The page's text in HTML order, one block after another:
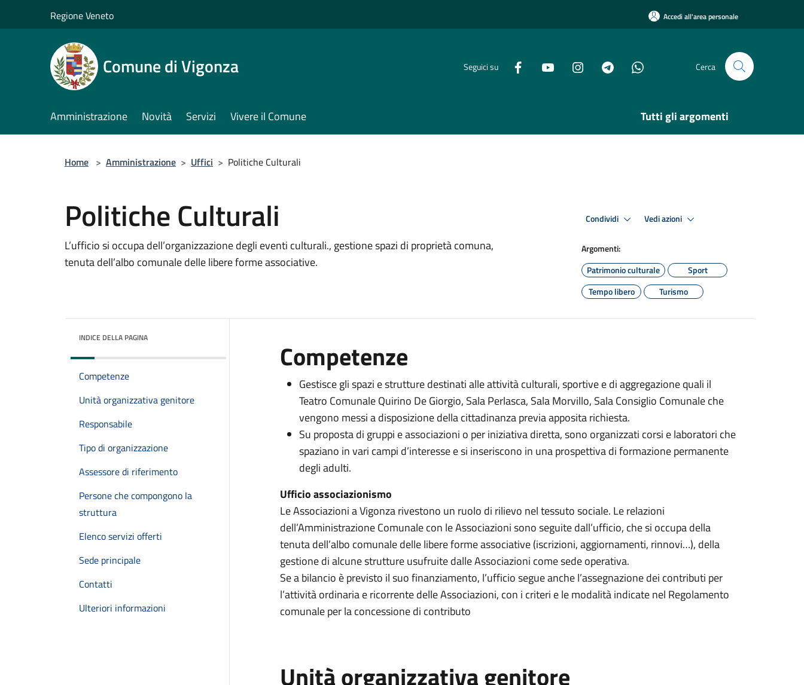
Regione Veneto Accedi all'area personale
Comune di Vigonza Seguici su Cerca
Amministrazione Novità Servizi Vivere il Comune Tutti gli argomenti
Home > Amministrazione > Uffici > Politiche Culturali
Politiche Culturali
L’ufficio si occupa dell’organizzazione degli eventi culturali., gestione spazi di proprietà comuna,
tenuta dell’albo comunale delle libere forme associative.
Condividi Vedi azioni
Argomenti:
Patrimonio culturale
Sport
Tempo libero
Turismo
INDICE DELLA PAGINA
Competenze
Unità organizzativa genitore
Responsabile
Tipo di organizzazione
Assessore di riferimento
Persone che compongono la
struttura
Elenco servizi offerti
Sede principale
Contatti
Ulteriori informazioni
Competenze
Gestisce gli spazi e strutture destinati alle attività culturali, sportive e di aggregazione quali il
Teatro Comunale Quirino De Giorgio, Sala Perlasca, Sala Morvillo, Sala Consiglio Comunale che
vengono messi a disposizione della cittadinanza previa apposita richiesta.
Su proposta di gruppi e associazioni o per iniziativa diretta, sono organizzati corsi e laboratori che
spaziano in vari campi d’interesse e si inseriscono in una prospettiva di formazione permanente
degli adulti.
Ufficio associazionismo
Le Associazioni a Vigonza rivestono un ruolo di rilievo nel tessuto sociale. Le relazioni
dell’Amministrazione Comunale con le Associazioni sono seguite dall’ufficio, che si occupa della
tenuta dell’albo comunale delle libere forme associative (iscrizioni, aggiornamenti, rinnovi…), della
gestione di alcune strutture usufruite dalle Associazioni come sede operativa.
Se a bilancio è previsto il suo finanziamento, l’ufficio segue anche l’assegnazione dei contributi per
l’attività ordinaria e ricorrente delle Associazioni, con i criteri e le modalità indicate nel Regolamento
comunale per la concessione di contributo
Unità organizzativa genitore